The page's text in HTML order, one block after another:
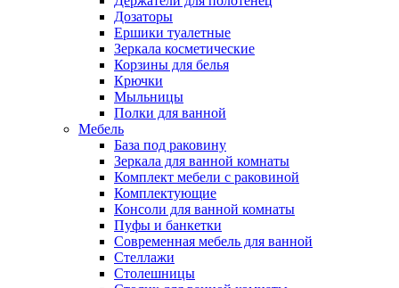
Дозаторы
Ершики туалетные
Зеркала косметические
Корзины для белья
Крючки
Мыльницы
Полки для ванной
Мебель
База под раковину
Зеркала для ванной комнаты
Комплект мебели с раковиной
Комплектующие
Консоли для ванной комнаты
Пуфы и банкетки
Современная мебель для ванной
Стеллажи
Столешницы